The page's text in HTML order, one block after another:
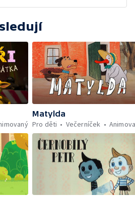
Matylda
Pro děti
Večerníček